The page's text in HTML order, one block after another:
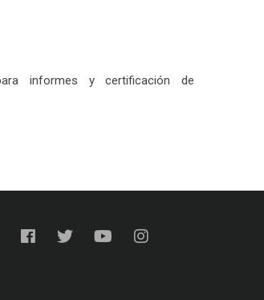
informes y certificación de